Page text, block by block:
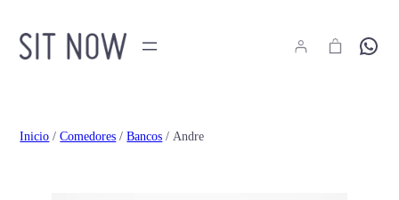
Hola
Inicio /Comedores /Bancos / Andre